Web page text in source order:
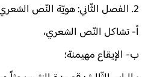
2. الفصل الثّاني: هويّة النّص الشعري؛
أ‌- تشاكل النّص الشعري،
ب‌- الإيقاع مهيمنة؛